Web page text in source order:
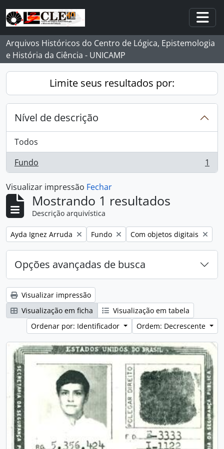
Skip to main content
Arquivos Históricos do Centro de Lógica, Epistemologia
e História da Ciência - UNICAMP
Limite seus resultados por:
Nível de descrição
Todos
Fundo
, 1 resultados 1
Visualizar impressão Fechar
Mostrando 1 resultados
Descrição arquivística
Remover filtro:
Ayda Ignez Arruda Remover filtro:
Fundo Remover filtro:
Com objetos digitais
Opções avançadas de busca
Visualizar impressão
Visualização em ficha
Visualização em tabela
Ordenar por: Identificador
Ordem: Decrescente